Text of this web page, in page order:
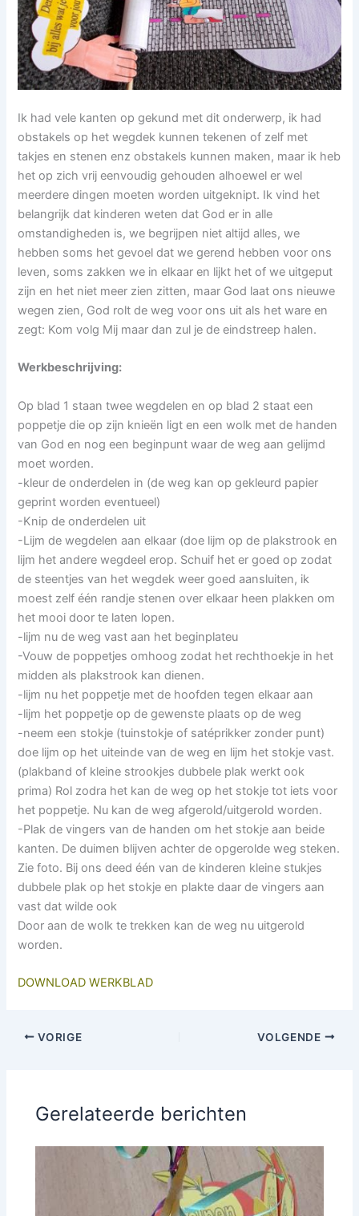
Ik had vele kanten op gekund met dit onderwerp, ik had
obstakels op het wegdek kunnen tekenen of zelf met
takjes en stenen enz obstakels kunnen maken, maar ik heb
het op zich vrij eenvoudig gehouden alhoewel er wel
meerdere dingen moeten worden uitgeknipt. Ik vind het
belangrijk dat kinderen weten dat God er in alle
omstandigheden is, we begrijpen niet altijd alles, we
hebben soms het gevoel dat we gerend hebben voor ons
leven, soms zakken we in elkaar en lijkt het of we uitgeput
zijn en het niet meer zien zitten, maar God laat ons nieuwe
wegen zien, God rolt de weg voor ons uit als het ware en
zegt: Kom volg Mij maar dan zul je de eindstreep halen.
Werkbeschrijving:
Op blad 1 staan twee wegdelen en op blad 2 staat een
poppetje die op zijn knieën ligt en een wolk met de handen
van God en nog een beginpunt waar de weg aan gelijmd
moet worden.
-kleur de onderdelen in (de weg kan op gekleurd papier
geprint worden eventueel)
-Knip de onderdelen uit
-Lijm de wegdelen aan elkaar (doe lijm op de plakstrook en
lijm het andere wegdeel erop. Schuif het er goed op zodat
de steentjes van het wegdek weer goed aansluiten, ik
moest zelf één randje stenen over elkaar heen plakken om
het mooi door te laten lopen.
-lijm nu de weg vast aan het beginplateu
-Vouw de poppetjes omhoog zodat het rechthoekje in het
midden als plakstrook kan dienen.
-lijm nu het poppetje met de hoofden tegen elkaar aan
-lijm het poppetje op de gewenste plaats op de weg
-neem een stokje (tuinstokje of satéprikker zonder punt)
doe lijm op het uiteinde van de weg en lijm het stokje vast.
(plakband of kleine strookjes dubbele plak werkt ook
prima) Rol zodra het kan de weg op het stokje tot iets voor
het poppetje. Nu kan de weg afgerold/uitgerold worden.
-Plak de vingers van de handen om het stokje aan beide
kanten. De duimen blijven achter de opgerolde weg steken.
Zie foto. Bij ons deed één van de kinderen kleine stukjes
dubbele plak op het stokje en plakte daar de vingers aan
vast dat wilde ook
Door aan de wolk te trekken kan de weg nu uitgerold
worden.
DOWNLOAD WERKBLAD
VORIGE VOLGENDE
Gerelateerde berichten